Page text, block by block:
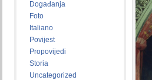
Događanja
Foto
Italiano
Povijest
Propovijedi
Storia
Uncategorized